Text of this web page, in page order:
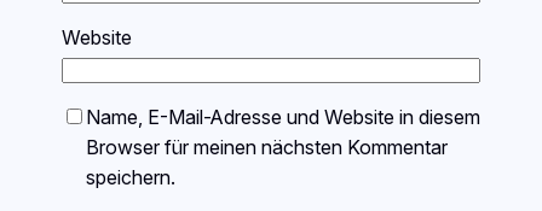
Website
Name, E-Mail-Adresse und Website in diesem
Browser für meinen nächsten Kommentar
speichern.